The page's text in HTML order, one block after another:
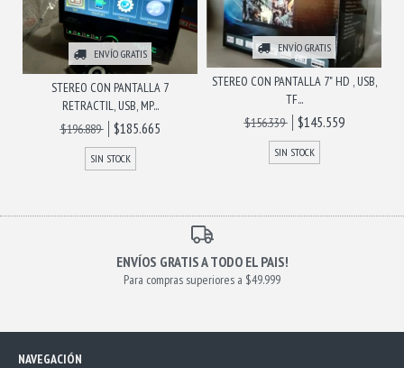
ENVÍO GRATIS
STEREO CON PANTALLA 7
RETRACTIL, USB, MP...
$196.889
$185.665
SIN STOCK
ENVÍO GRATIS
STEREO CON PANTALLA 7" HD , USB,
TF...
$156.339
$145.559
SIN STOCK
ENVÍOS GRATIS A TODO EL PAIS!
Para compras superiores a $49.999
NAVEGACIÓN